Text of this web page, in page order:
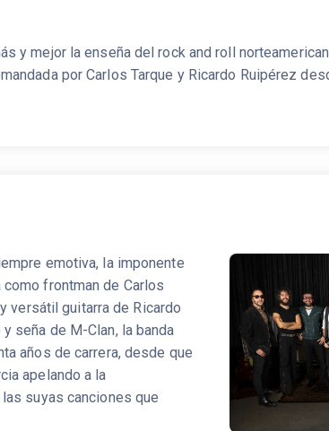
y mejor la enseña del rock and roll
por Carlos Tarque y Ricardo Ruipérez
emotiva, la imponente
frontman de Carlos
versátil guitarra de Ricardo
seña de M-Clan, la banda
años de carrera, desde que
apelando a la
suyas canciones que